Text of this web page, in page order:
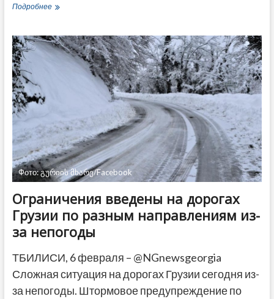
ПодробнееПосольство
Грузии
призвало
политизировать
Фото: გურიის მხარე/Facebook
Ограничения введены на дорогах
Грузии по разным направлениям из-
за непогоды
ТБИЛИСИ, 6 февраля – @NGnewsgeorgia
Сложная ситуация на дорогах Грузии сегодня из-
за непогоды. Штормовое предупреждение по